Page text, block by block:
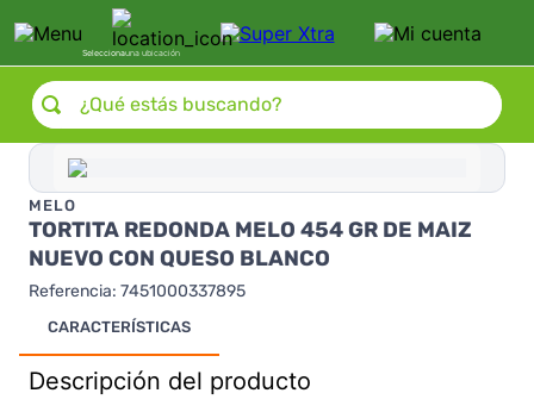
Seleccionauna ubicación
¿Qué estás buscando?
MELO
TORTITA REDONDA MELO 454 GR DE MAIZ
NUEVO CON QUESO BLANCO
Referencia: 7451000337895
CARACTERÍSTICAS
Descripción del producto